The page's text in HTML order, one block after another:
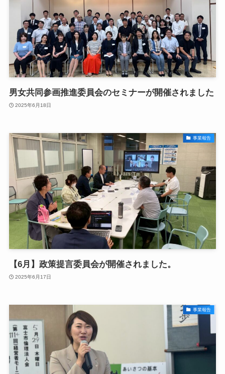
男女共同参画推進委員会のセミナーが開催されました
2025年6月18日
事業報告
【6月】政策提言委員会が開催されました。
2025年6月17日
事業報告